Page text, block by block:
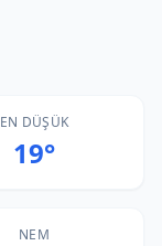
EN DÜŞÜK
19°
NEM